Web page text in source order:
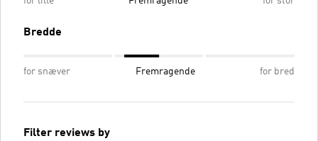
Bredde
for snæver Fremragende for bred
Filter reviews by